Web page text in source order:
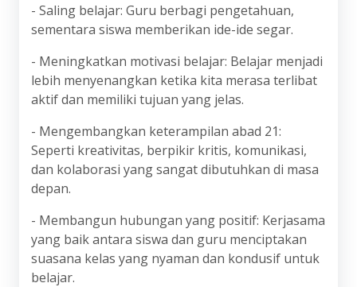
- Saling belajar: Guru berbagi pengetahuan,
sementara siswa memberikan ide-ide segar.
- Meningkatkan motivasi belajar: Belajar menjadi
lebih menyenangkan ketika kita merasa terlibat
aktif dan memiliki tujuan yang jelas.
- Mengembangkan keterampilan abad 21:
Seperti kreativitas, berpikir kritis, komunikasi,
dan kolaborasi yang sangat dibutuhkan di masa
depan.
- Membangun hubungan yang positif: Kerjasama
yang baik antara siswa dan guru menciptakan
suasana kelas yang nyaman dan kondusif untuk
belajar.